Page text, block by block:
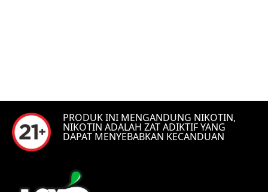
PRODUK INI MENGANDUNG NIKOTIN,
NIKOTIN ADALAH ZAT ADIKTIF YANG
DAPAT MENYEBABKAN KECANDUAN